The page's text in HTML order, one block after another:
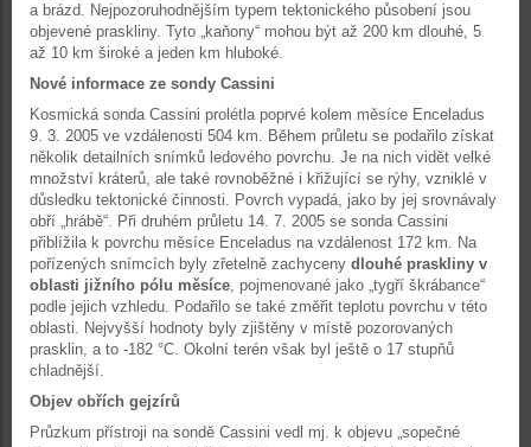
a brázd. Nejpozoruhodnějším typem tektonického působení jsou
objevené praskliny. Tyto „kaňony“ mohou být až 200 km dlouhé, 5
až 10 km široké a jeden km hluboké.
Nové informace ze sondy Cassini
Kosmická sonda Cassini prolétla poprvé kolem měsíce Enceladus
9. 3. 2005 ve vzdálenosti 504 km. Během průletu se podařilo získat
několik detailních snímků ledového povrchu. Je na nich vidět velké
množství kráterů, ale také rovnoběžné i křižující se rýhy, vzniklé v
důsledku tektonické činnosti. Povrch vypadá, jako by jej srovnávaly
obří „hrábě“. Při druhém průletu 14. 7. 2005 se sonda Cassini
přiblížila k povrchu měsíce Enceladus na vzdálenost 172 km. Na
pořízených snímcích byly zřetelně zachyceny dlouhé praskliny v
oblasti jižního pólu měsíce, pojmenované jako „tygří škrábance“
podle jejich vzhledu. Podařilo se také změřit teplotu povrchu v této
oblasti. Nejvyšší hodnoty byly zjištěny v místě pozorovaných
prasklin, a to -182 °C. Okolní terén však byl ještě o 17 stupňů
chladnější.
Objev obřích gejzírů
Průzkum přístroji na sondě Cassini vedl mj. k objevu „sopečné